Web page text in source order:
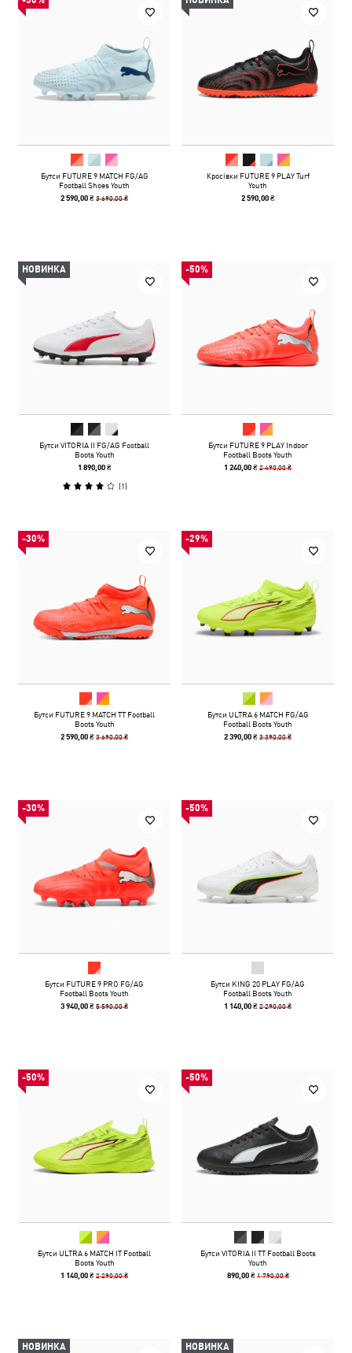
Бутси FUTURE 9 MATCH FG/AG
Football Shoes Youth
2 590,00 ₴3 690,00 ₴
Кросівки FUTURE 9 PLAY Turf
Youth
2 590,00 ₴
НОВИНКА
Бутси VITORIA II FG/AG Football
Boots Youth
1 890,00 ₴
(1)
-50%
Бутси FUTURE 9 PLAY Indoor
Football Boots Youth
1 240,00 ₴2 490,00 ₴
-30%
Бутси FUTURE 9 MATCH TT Football
Boots Youth
2 590,00 ₴3 690,00 ₴
-29%
Бутси ULTRA 6 MATCH FG/AG
Football Boots Youth
2 390,00 ₴3 390,00 ₴
-30%
Бутси FUTURE 9 PRO FG/AG
Football Boots Youth
3 940,00 ₴5 590,00 ₴
-50%
Бутси KING 20 PLAY FG/AG
Football Boots Youth
1 140,00 ₴2 290,00 ₴
-50%
Бутси ULTRA 6 MATCH IT Football
Boots Youth
1 140,00 ₴2 290,00 ₴
-50%
Бутси VITORIA II TT Football Boots
Youth
890,00 ₴ 1 790,00 ₴
НОВИНКА НОВИНКА